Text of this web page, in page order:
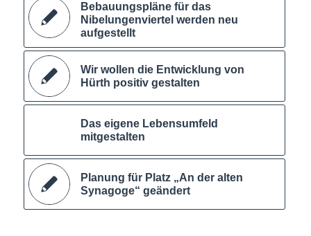
Bebauungspläne für das
Nibelungenviertel werden neu
aufgestellt
Wir wollen die Entwicklung von
Hürth positiv gestalten
Das eigene Lebensumfeld
mitgestalten
Planung für Platz „An der alten
Synagoge“ geändert